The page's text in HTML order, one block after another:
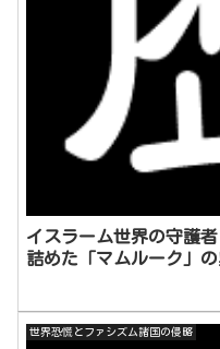
イスラーム世界の守護
詰めた「マムルーク」
世界恐慌とファシズム諸国の侵略